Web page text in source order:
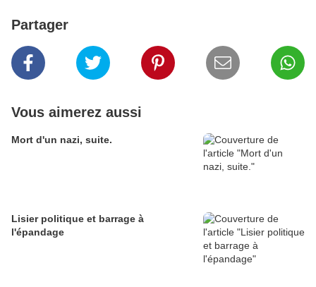
Partager
Vous aimerez aussi
Mort d'un nazi, suite.
Lisier politique et barrage à
l'épandage